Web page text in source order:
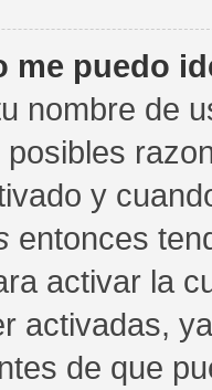
me puedo
nombre de
y
entonces
activar la
activadas,
de que